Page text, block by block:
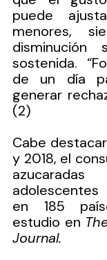
puede
menores,
sostenida.
de un día
generar
(2)
Cabe
y 2018, el
en 185
estudio en
Journal.